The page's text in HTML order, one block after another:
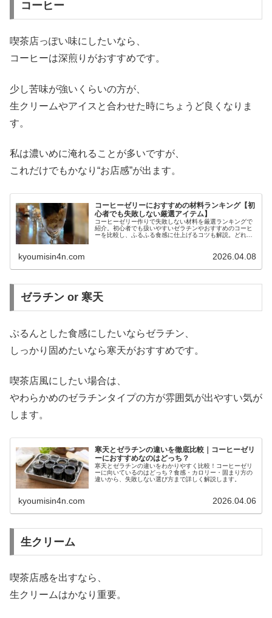
コーヒー
喫茶店っぽい味にしたいなら、
コーヒーは深煎りがおすすめです。
少し苦味が強いくらいの方が、
生クリームやアイスと合わせた時にちょうど良くなりま
す。
私は濃いめに淹れることが多いですが、
これだけでもかなり“お店感”が出ます。
コーヒーゼリーにおすすめの材料ランキング【初
心者でも失敗しない厳選アイテム】
コーヒーゼリー作りで失敗しない材料を厳選ランキングで
紹介。初心者でも扱いやすいゼラチンやおすすめのコーヒ
ーを比較し、ふるふる食感に仕上げるコツも解説。どれを
kyoumisin4n.com 2026.04.08
ゼラチン or 寒天
ぷるんとした食感にしたいならゼラチン、
しっかり固めたいなら寒天がおすすめです。
喫茶店風にしたい場合は、
やわらかめのゼラチンタイプの方が雰囲気が出やすい気が
します。
寒天とゼラチンの違いを徹底比較｜コーヒーゼリ
ーにおすすめなのはどっち？
寒天とゼラチンの違いをわかりやすく比較！コーヒーゼリ
ーに向いているのはどっち？食感・カロリー・固まり方の
違いから、失敗しない選び方まで詳しく解説します。
kyoumisin4n.com 2026.04.06
生クリーム
喫茶店感を出すなら、
生クリームはかなり重要。